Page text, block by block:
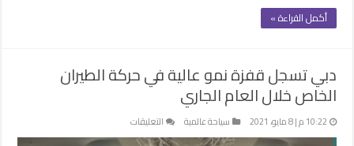
أكمل القراءة »
دبي تسجل قفزة نمو عالية في حركة الطيران
الخاص خلال العام الجاري
10:22 م | 8 مايو، 2021 سياحة عالمية التعليقات
دبي